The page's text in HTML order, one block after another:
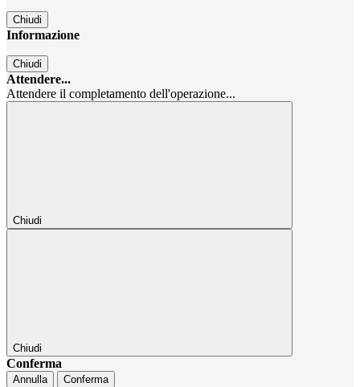
Chiudi
Informazione
Chiudi
Attendere...
Attendere il completamento dell'operazione...
Chiudi
Chiudi
Conferma
Annulla Conferma